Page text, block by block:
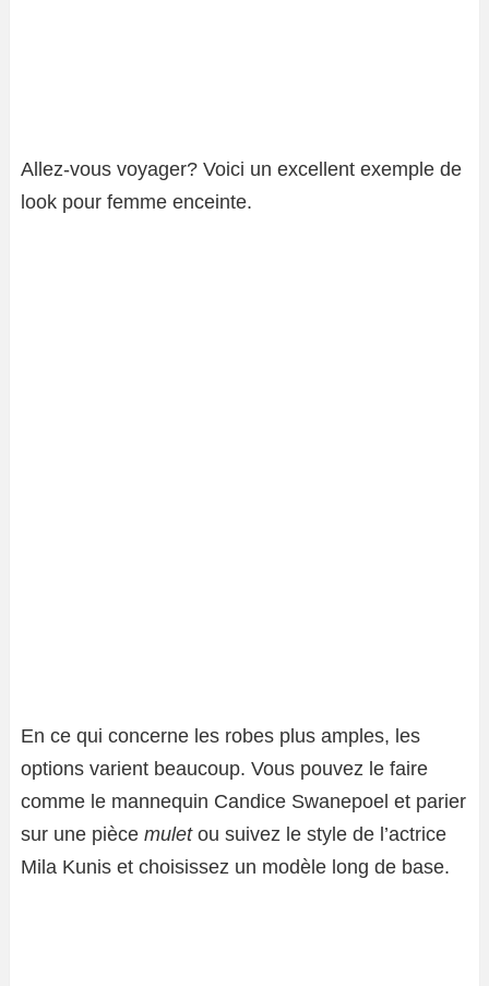
Allez-vous voyager? Voici un excellent exemple de
look pour femme enceinte.
En ce qui concerne les robes plus amples, les
options varient beaucoup. Vous pouvez le faire
comme le mannequin Candice Swanepoel et parier
sur une pièce muletou suivez le style de l’actrice
Mila Kunis et choisissez un modèle long de base.